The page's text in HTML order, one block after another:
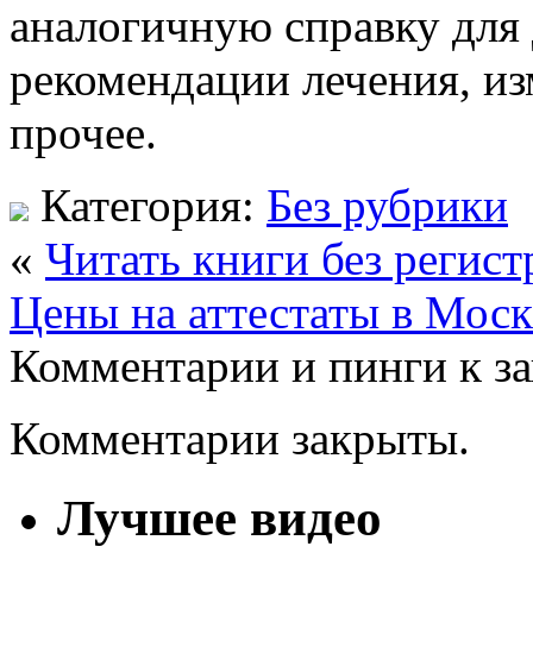
аналогичную справку
рекомендации лечения,
прочее.
Категория: Без рубрики
« Читать книги без
Цены на аттестаты в
Комментарии и пинги к
Комментарии закрыты.
Лучшее видео